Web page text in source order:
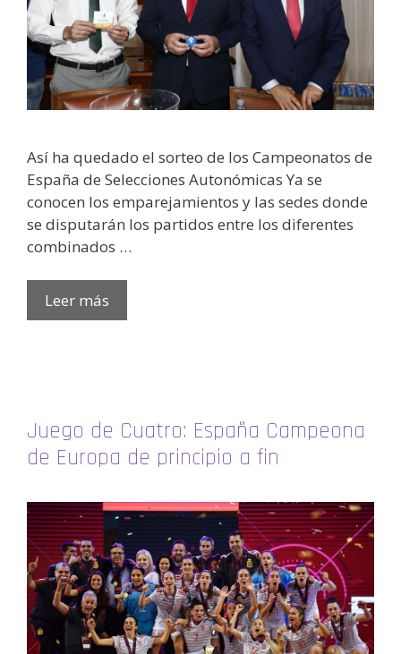
Así ha quedado el sorteo de los Campeonatos de
España de Selecciones Autonómicas Ya se
conocen los emparejamientos y las sedes donde
se disputarán los partidos entre los diferentes
combinados …
Leer más
Juego de Cuatro: España Campeona
de Europa de principio a fin